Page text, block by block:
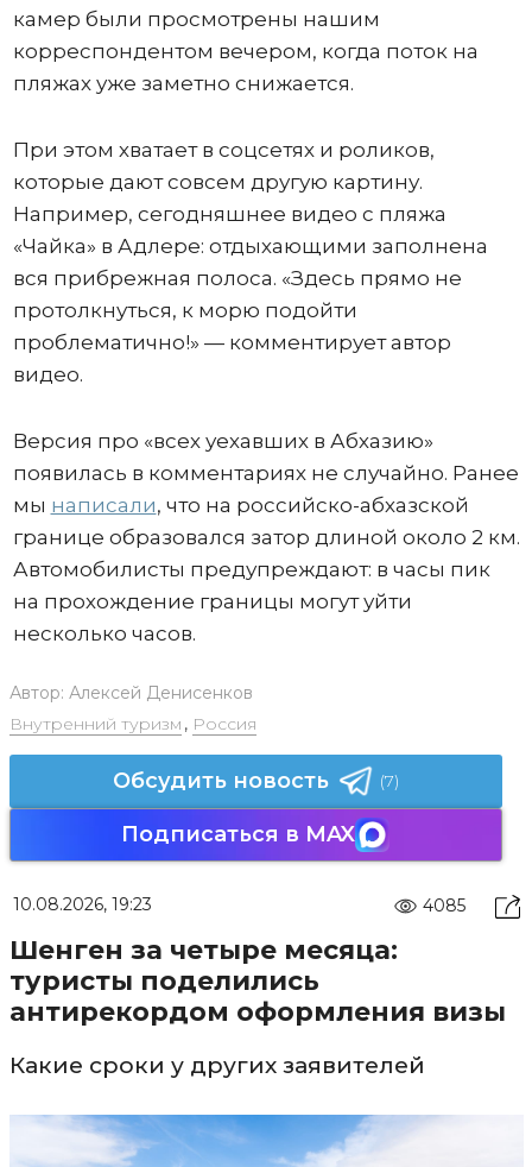
камер были просмотрены нашим
корреспондентом вечером, когда поток на
пляжах уже заметно снижается.
При этом хватает в соцсетях и роликов,
которые дают совсем другую картину.
Например, сегодняшнее видео с пляжа
«Чайка» в Адлере: отдыхающими заполнена
вся прибрежная полоса. «Здесь прямо не
протолкнуться, к морю подойти
проблематично!» — комментирует автор
видео.
Версия про «всех уехавших в Абхазию»
появилась в комментариях не случайно. Ранее
мы написали, что на российско-абхазской
границе образовался затор длиной около 2 км.
Автомобилисты предупреждают: в часы пик
на прохождение границы могут уйти
несколько часов.
Автор: Алексей Денисенков
Внутренний туризм , Россия
Обсудить новость (7)
Подписаться в MAX
10.08.2026, 19:23 4085
Шенген за четыре месяца:
туристы поделились
антирекордом оформления визы
Какие сроки у других заявителей